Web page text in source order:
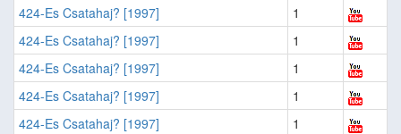
424-Es Csatahaj? [1997]
1
424-Es Csatahaj? [1997]
1
424-Es Csatahaj? [1997]
1
424-Es Csatahaj? [1997]
1
424-Es Csatahaj? [1997]
1